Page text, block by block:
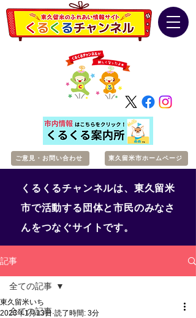
ご意見・お問い合わせ 東久留米市ホームページ
くるくるチャンネルは、東久留米
市で活動する団体と市民のみなさ
んをつなぐサイトです。
記事
全ての記事
全ての記事
東久留米いち
2023年1月13日 読了時間: 3分